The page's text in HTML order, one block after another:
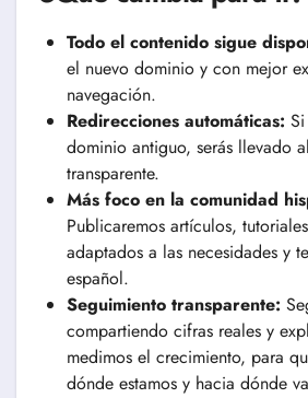
Todo el contenido sigue
el nuevo dominio y con mejor
navegación.
Redirecciones automáticas:
dominio antiguo, serás llevado
transparente.
Más foco en la comunidad
Publicaremos artículos,
adaptados a las necesidades y
español.
Seguimiento transparente:
compartiendo cifras reales y
medimos el crecimiento, para
dónde estamos y hacia dónde